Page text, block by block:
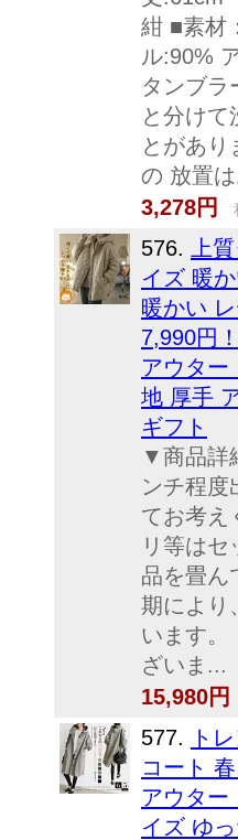
紺 ■素材
ル:90%
タンブ
と分け
とがあ
の 放置は
3,278円
576.
上
イズ 暖
暖かい
7,990円
アウター
地 厚手
ギフト
▼商品詳
ンチ程度
てお考え
リ等は
品を畳ん
期により
います。
ざいま...
15,980円
577.
ト
コート
アウター
イズ ゆ